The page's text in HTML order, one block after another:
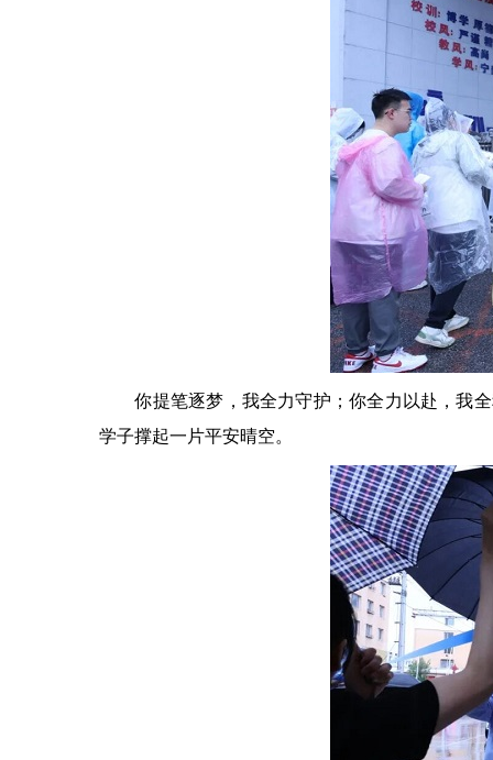
你提笔逐梦，我全力守护；你全力以赴，我全
学子撑起一片平安晴空。